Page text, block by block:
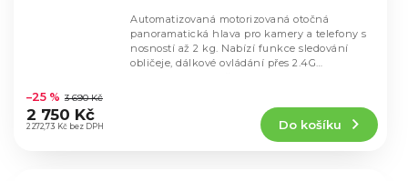
hodnocení
produktu
je
2 272,73 Kč bez DPH
–25 % 3 690 Kč
2 750 Kč
Do košíku
Automatizovaná motorizovaná otočná
panoramatická hlava pro kamery a telefony s
nosností až 2 kg. Nabízí funkce sledování
obličeje, dálkové ovládání přes 2.4G